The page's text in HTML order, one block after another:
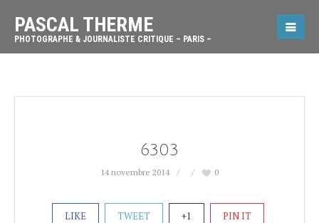
PASCAL THERME
PHOTOGRAPHE & JOURNALISTE CRITIQUE – PARIS –
6303
14 novembre 2014 0
LIKE TWEET +1 PIN IT